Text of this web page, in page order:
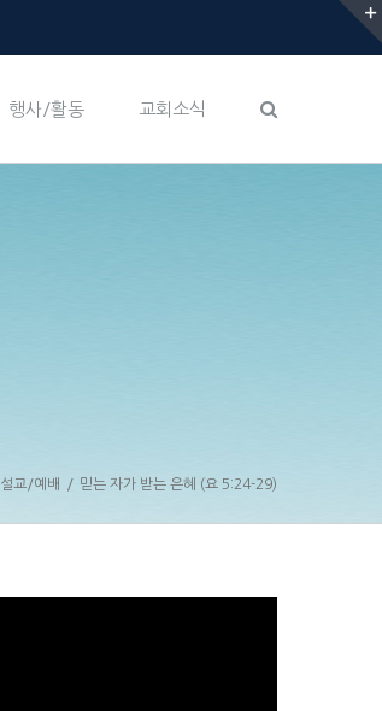
행사/활동 교회소식
설교/예배 / 믿는 자가 받는 은혜 (요 5:24-29)